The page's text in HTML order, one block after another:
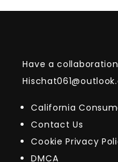
Have a
California
Contact Us
Cookie Privacy
DMCA